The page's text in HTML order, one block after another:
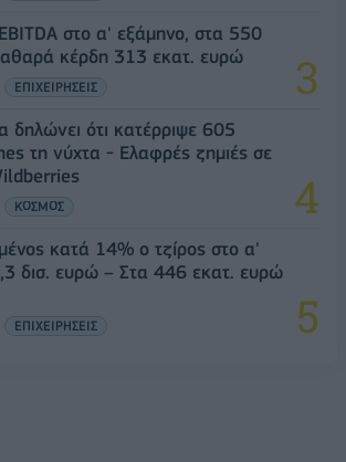
στο α' εξάμηνο, στα 550
κέρδη 313 εκατ. ευρώ
ΕΠΙΧΕΙΡΗΣΕΙΣ
ότι κατέρριψε 605
τη νύχτα - Ελαφρές ζημιές σε
ΚΟΣΜΟΣ
κατά 14% ο τζίρος στο α'
δισ. ευρώ – Στα 446 εκατ. ευρώ
ΕΠΙΧΕΙΡΗΣΕΙΣ